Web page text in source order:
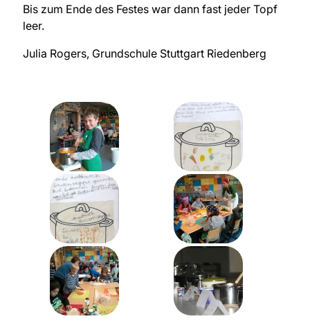
Bis zum Ende des Festes war dann fast jeder Topf
leer.
Julia Rogers, Grundschule Stuttgart Riedenberg